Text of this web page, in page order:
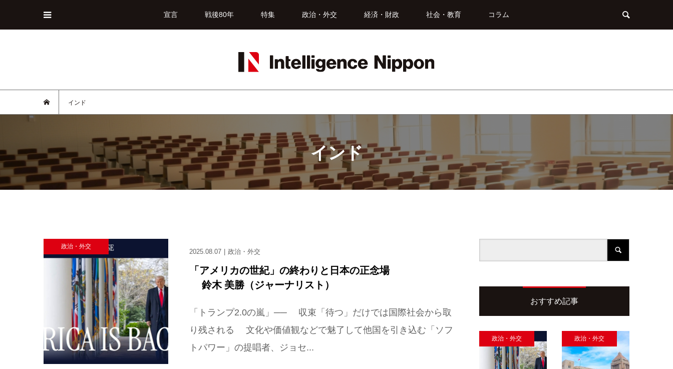
宣言 戦後80年 特集 政治・外交 経済・財政 社会・教育 コラム
インド
インド
政治・外交
2025.08.07 政治・外交
「アメリカの世紀」の終わりと日本の正念場
鈴木 美勝（ジャーナリスト）
「トランプ2.0の嵐」── 収束「待つ」だけでは国際社会から取
り残される 文化や価値観などで魅了して他国を引き込む「ソフ
トパワー」の提唱者、ジョセ...
おすすめ記事
政治・外交 政治・外交